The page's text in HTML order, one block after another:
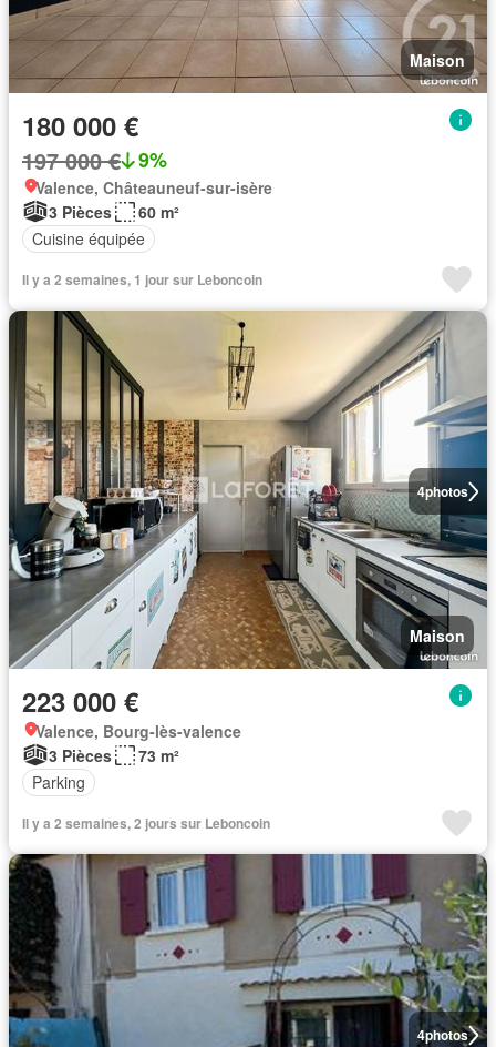
Maison
180 000 €
197 000 € 9%
Valence, Châteauneuf-sur-isère
3 Pièces
60 m²
Cuisine équipée
Il y a 2 semaines, 1 jour sur Leboncoin
4photos
Maison
223 000 €
Valence, Bourg-lès-valence
3 Pièces
73 m²
Parking
Il y a 2 semaines, 2 jours sur Leboncoin
4photos